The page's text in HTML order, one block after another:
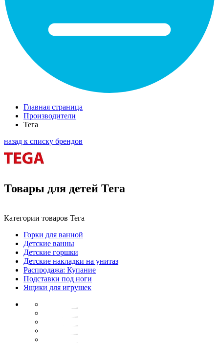
Главная страница
Производители
Тега
назад к списку брендов
Товары для детей Тега
Категории товаров Тега
Горки для ванной
Детские ванны
Детские горшки
Детские накладки на унитаз
Распродажа: Купание
Подставки под ноги
Ящики для игрушек